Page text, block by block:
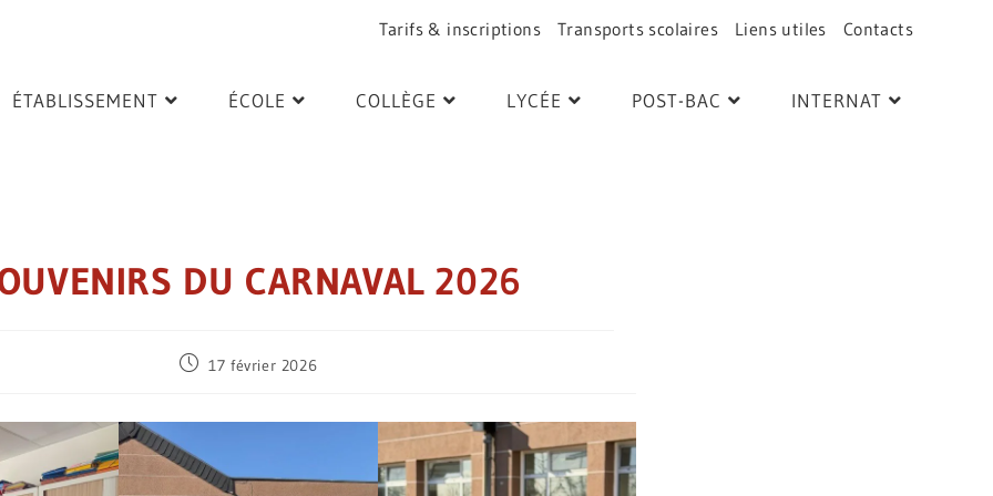
Tarifs & inscriptions Transports scolaires Liens utiles Contacts
ÉTABLISSEMENT ÉCOLE COLLÈGE LYCÉE POST-BAC INTERNAT
DU CARNAVAL 2026
17 février 2026